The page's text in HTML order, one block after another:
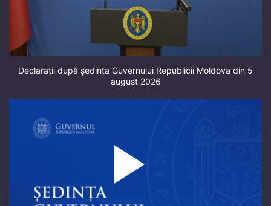
Declarații după ședința Guvernului Republicii Moldova din 5
august 2026